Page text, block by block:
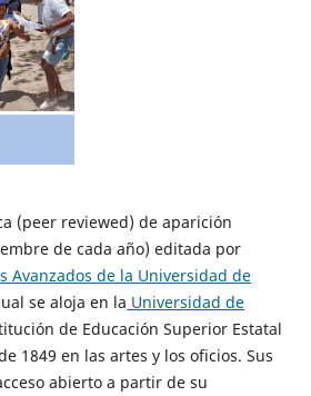
(peer reviewed) de aparición
de cada año) editada por
Avanzados de la Universidad de
se aloja en la Universidad de
de Educación Superior Estatal
1849 en las artes y los oficios. Sus
abierto a partir de su